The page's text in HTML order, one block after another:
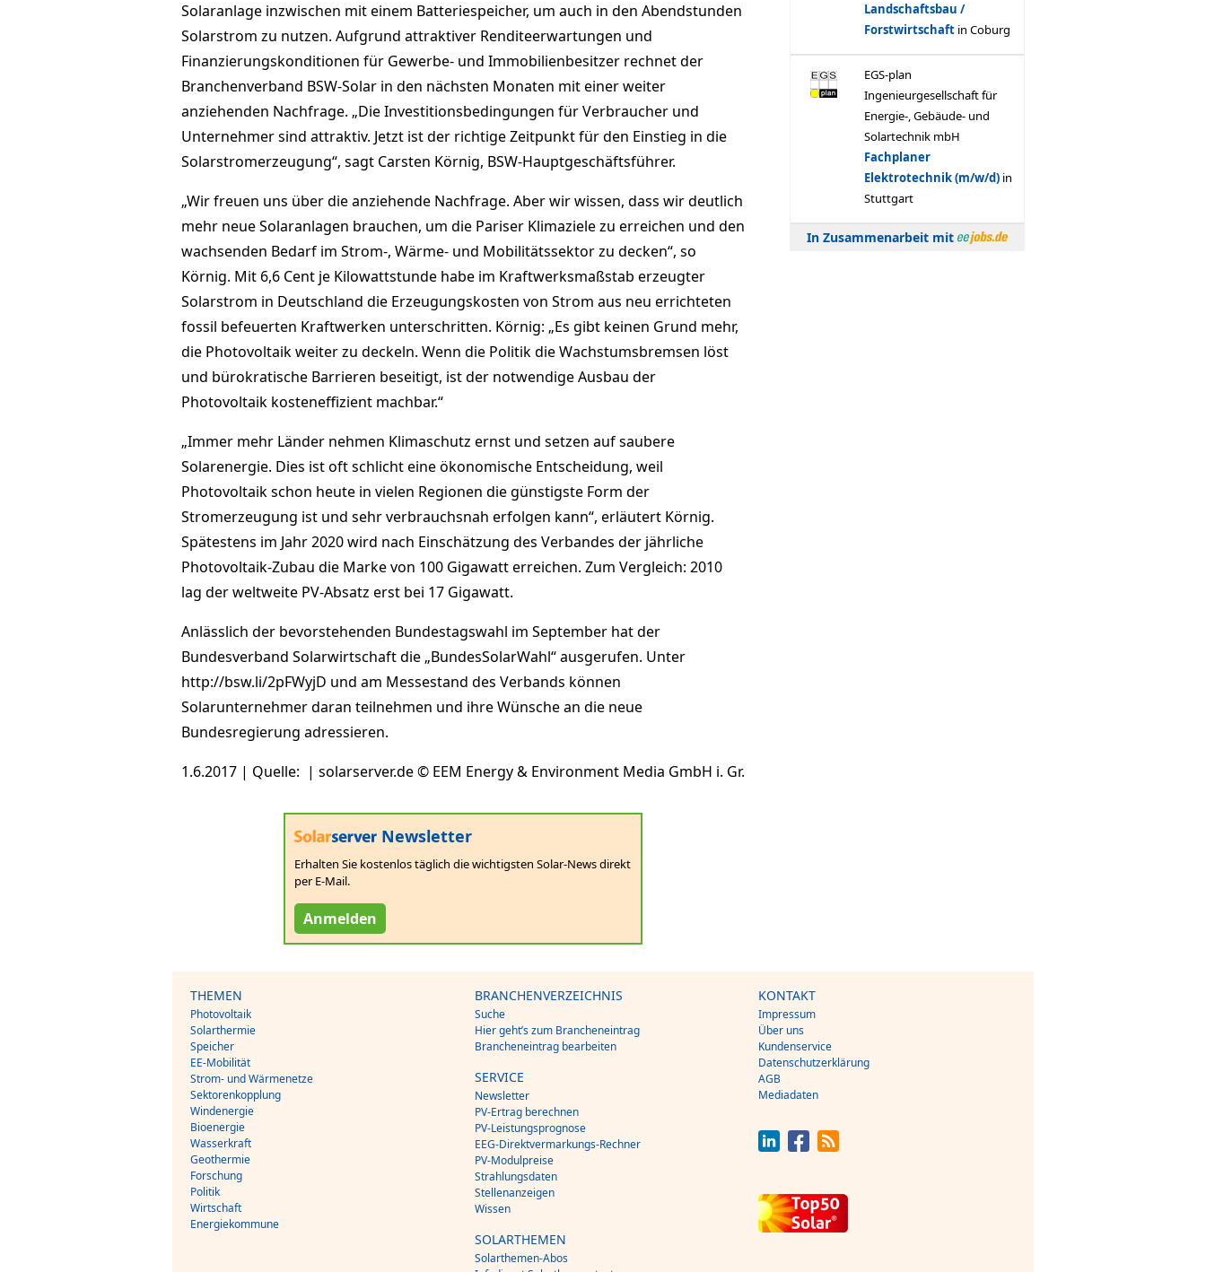
Solaranlage inzwischen mit einem Batteriespeicher, um auch in den Abendstunden
Solarstrom zu nutzen. Aufgrund attraktiver Renditeerwartungen und
Finanzierungskonditionen für Gewerbe- und Immobilienbesitzer rechnet der
Branchenverband BSW-Solar in den nächsten Monaten mit einer weiter
anziehenden Nachfrage. „Die Investitionsbedingungen für Verbraucher und
Unternehmer sind attraktiv. Jetzt ist der richtige Zeitpunkt für den Einstieg in die
Solarstromerzeugung“, sagt Carsten Körnig, BSW-Hauptgeschäftsführer.
„Wir freuen uns über die anziehende Nachfrage. Aber wir wissen, dass wir deutlich
mehr neue Solaranlagen brauchen, um die Pariser Klimaziele zu erreichen und den
wachsenden Bedarf im Strom-, Wärme- und Mobilitätssektor zu decken“, so
Körnig. Mit 6,6 Cent je Kilowattstunde habe im Kraftwerksmaßstab erzeugter
Solarstrom in Deutschland die Erzeugungskosten von Strom aus neu errichteten
fossil befeuerten Kraftwerken unterschritten. Körnig: „Es gibt keinen Grund mehr,
die Photovoltaik weiter zu deckeln. Wenn die Politik die Wachstumsbremsen löst
und bürokratische Barrieren beseitigt, ist der notwendige Ausbau der
Photovoltaik kosteneffizient machbar.“
„Immer mehr Länder nehmen Klimaschutz ernst und setzen auf saubere
Solarenergie. Dies ist oft schlicht eine ökonomische Entscheidung, weil
Photovoltaik schon heute in vielen Regionen die günstigste Form der
Stromerzeugung ist und sehr verbrauchsnah erfolgen kann“, erläutert Körnig.
Spätestens im Jahr 2020 wird nach Einschätzung des Verbandes der jährliche
Photovoltaik-Zubau die Marke von 100 Gigawatt erreichen. Zum Vergleich: 2010
lag der weltweite PV-Absatz erst bei 17 Gigawatt.
Anlässlich der bevorstehenden Bundestagswahl im September hat der
Bundesverband Solarwirtschaft die „BundesSolarWahl“ ausgerufen. Unter
http://bsw.li/2pFWyjD und am Messestand des Verbands können
Solarunternehmer daran teilnehmen und ihre Wünsche an die neue
Bundesregierung adressieren.
1.6.2017 | Quelle: | solarserver.de © EEM Energy & Environment Media GmbH i. Gr.
Newsletter
Erhalten Sie kostenlos täglich die wichtigsten Solar-News direkt
per E-Mail.
Anmelden
In Zusammenarbeit mit
THEMEN
Photovoltaik
Solarthermie
Speicher
EE-Mobilität
Strom- und Wärmenetze
Sektorenkopplung
Windenergie
Bioenergie
Wasserkraft
Geothermie
Forschung
Politik
Wirtschaft
Energiekommune
BRANCHENVERZEICHNIS
Suche
Hier geht’s zum Brancheneintrag
Brancheneintrag bearbeiten
SERVICE
Newsletter
PV-Ertrag berechnen
PV-Leistungsprognose
EEG-Direktvermarkungs-Rechner
PV-Modulpreise
Strahlungsdaten
Stellenanzeigen
Wissen
SOLARTHEMEN
Solarthemen-Abos
KONTAKT
Impressum
Über uns
Kundenservice
Datenschutzerklärung
AGB
Mediadaten